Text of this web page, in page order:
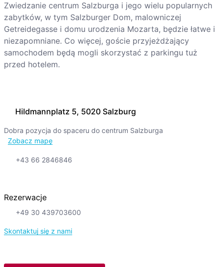
Hildmannplatz 5, 5020 Salzburg
Dobra pozycja do spaceru do centrum Salzburga
Zobacz mapę
+43 66 2846846
Rezerwacje
+49 30 439703600
Skontaktuj się z nami
Zwiedzanie centrum Salzburga i jego wielu popularnych
zabytków, w tym Salzburger Dom, malowniczej
Getreidegasse i domu urodzenia Mozarta, będzie łatwe i
niezapomniane. Co więcej, goście przyjeżdżający
samochodem będą mogli skorzystać z parkingu tuż
przed hotelem.